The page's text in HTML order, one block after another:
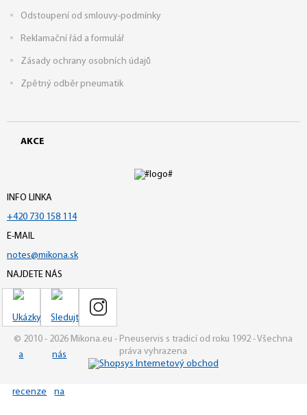
Odstoupení od smlouvy-podmínky
Reklamační řád a formulář
Zásady ochrany osobních údajů
Zpětný odběr pneumatik
AKCE
INFO LINKA
+420 730 158 114
E-MAIL
notes@mikona.sk
NAJDETE NÁS
© 2010 - 2026 Mikona.eu - Pneuservis s tradicí od roku 1992 - Všechna
práva vyhrazena